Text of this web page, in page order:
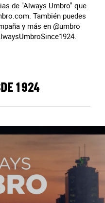
de "Always Umbro" que
También puedes
y más en @umbro
1924